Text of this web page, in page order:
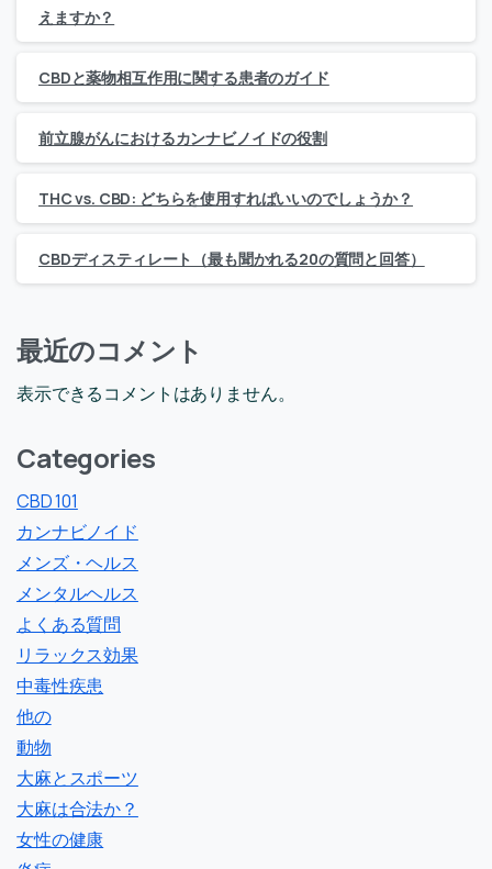
えますか？
CBDと薬物相互作用に関する患者のガイド
前立腺がんにおけるカンナビノイドの役割
THC vs. CBD: どちらを使用すればいいのでしょうか？
CBDディスティレート（最も聞かれる20の質問と回答）
最近のコメント
表示できるコメントはありません。
Categories
CBD 101
カンナビノイド
メンズ・ヘルス
メンタルヘルス
よくある質問
リラックス効果
中毒性疾患
他の
動物
大麻とスポーツ
大麻は合法か？
女性の健康